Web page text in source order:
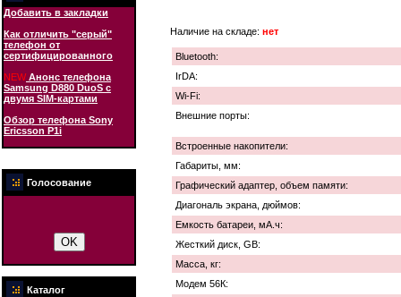
Добавить в закладки
Как отличить "серый"
телефон от
сертифицированного
NEWАнонс телефона
Samsung D880 DuoS с
двумя SIM-картами
Обзор телефона Sony
Ericsson P1i
Голосование
Каталог
Наличие на складе: нет
Bluetooth:
IrDA:
Wi-Fi:
Внешние порты:
Встроенные накопители:
Габариты, мм:
Графический адаптер, объем памяти:
Диагональ экрана, дюймов:
Емкость батареи, мА.ч:
Жесткий диск, GB:
Масса, кг:
Модем 56К: